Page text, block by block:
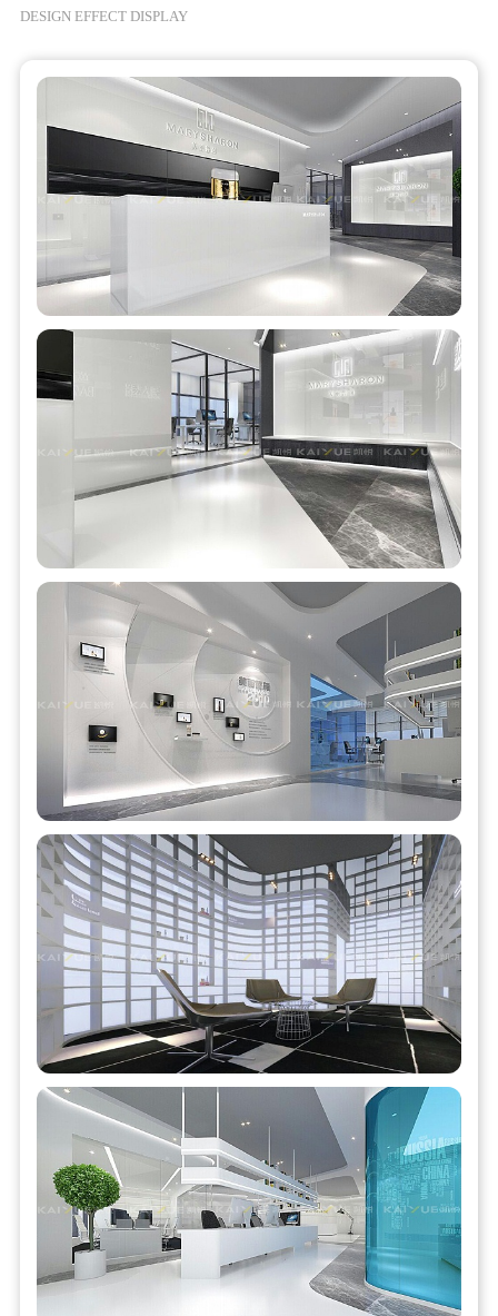
DESIGN EFFECT DISPLAY